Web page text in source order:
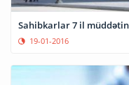
19-01-2016